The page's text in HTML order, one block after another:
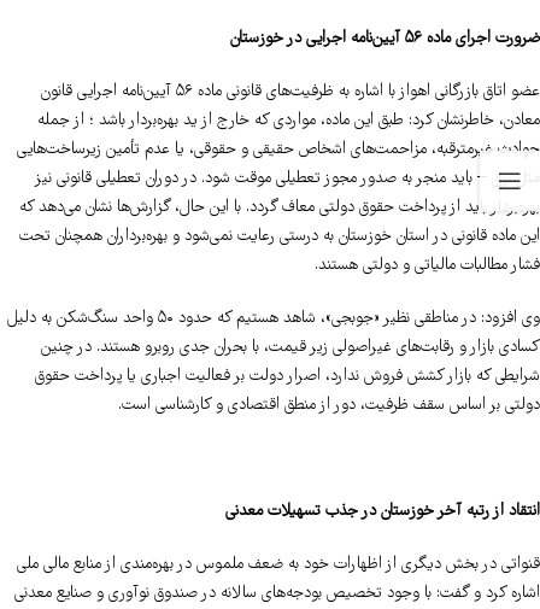
ضرورت اجرای ماده ۵۶ آیین‌نامه اجرایی در خوزستان
عضو اتاق بازرگانی اهواز با اشاره به ظرفیت‌های قانونی ماده ۵۶ آیین‌نامه اجرایی قانون
معادن، خاطرنشان کرد: طبق این ماده، مواردی که خارج از ید بهره‌بردار باشد ؛ از جمله
حوادث غیرمترقبه، مزاحمت‌های اشخاص حقیقی و حقوقی، یا عدم تأمین زیرساخت‌هایی
مثل برق – باید منجر به صدور مجوز تعطیلی موقت شود. در دوران تعطیلی قانونی نیز
بهره‌بردار باید از پرداخت حقوق دولتی معاف گردد. با این حال، گزارش‌ها نشان می‌دهد که
این ماده قانونی در استان خوزستان به درستی رعایت نمی‌شود و بهره‌برداران همچنان تحت
فشار مطالبات مالیاتی و دولتی هستند.
وی افزود: در مناطقی نظیر «جوبجی»، شاهد هستیم که حدود ۵۰ واحد سنگ‌شکن به دلیل
کسادی بازار و رقابت‌های غیراصولی زیر قیمت، با بحران جدی روبرو هستند. در چنین
شرایطی که بازار کشش فروش ندارد، اصرار دولت بر فعالیت اجباری یا پرداخت حقوق
دولتی بر اساس سقف ظرفیت، دور از منطق اقتصادی و کارشناسی است.
انتقاد از رتبه آخر خوزستان در جذب تسهیلات معدنی
قنواتی در بخش دیگری از اظهارات خود به ضعف ملموس در بهره‌مندی از منابع مالی ملی
اشاره کرد و گفت: با وجود تخصیص بودجه‌های سالانه در صندوق نوآوری و صنایع معدنی